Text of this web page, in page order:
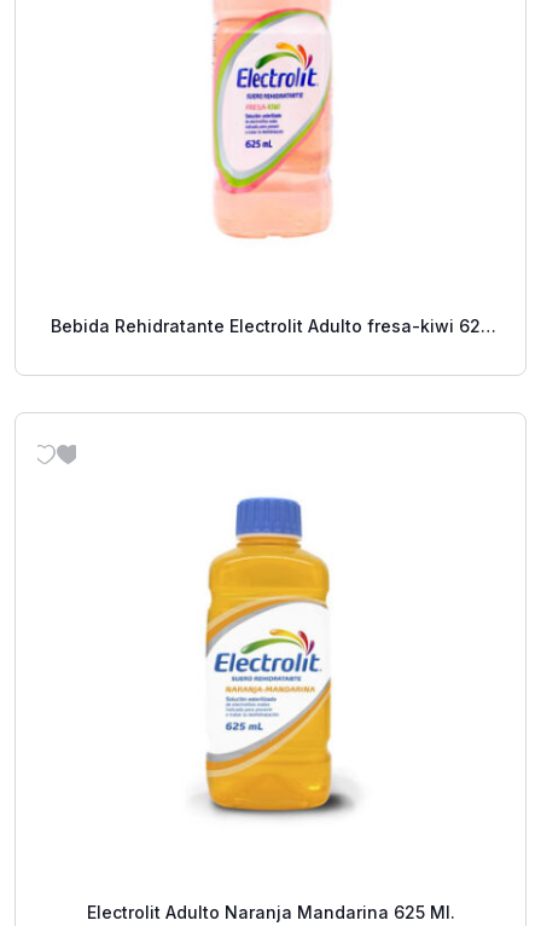
Bebida Rehidratante Electrolit Adulto fresa-kiwi 625
Electrolit Adulto Naranja Mandarina 625 Ml.